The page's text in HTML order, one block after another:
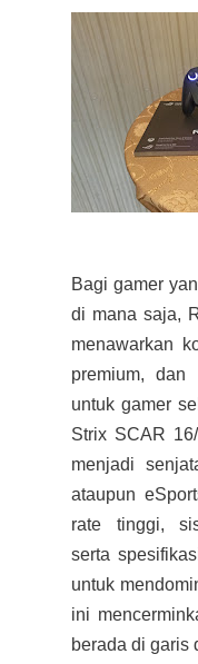
Bagi gamer
di mana saja,
menawarkan
premium, dan
untuk gamer
Strix SCAR
menjadi
ataupun
rate tinggi,
serta
untuk
ini
berada di garis